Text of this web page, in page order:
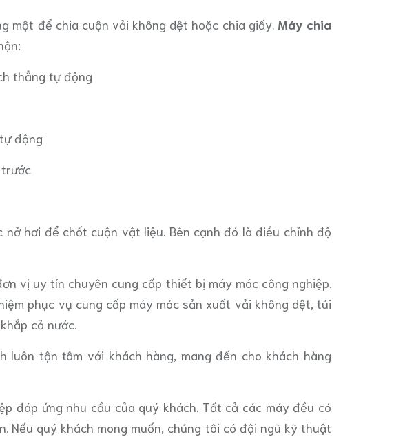
một để chia cuộn vải không dệt hoặc chia giấy. Máy chia
thẳng tự động
động
nở hơi để chốt cuộn vật liệu. Bên cạnh đó là điều chỉnh độ
vị uy tín chuyên cung cấp thiết bị máy móc công nghiệp.
phục vụ cung cấp máy móc sản xuất vải không dệt, túi
cả nước.
luôn tận tâm với khách hàng, mang đến cho khách hàng
đáp ứng nhu cầu của quý khách. Tất cả các máy đều có
Nếu quý khách mong muốn, chúng tôi có đội ngũ kỹ thuật